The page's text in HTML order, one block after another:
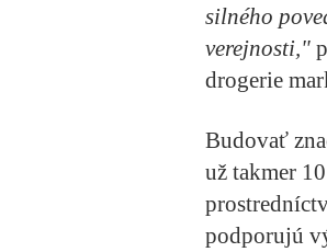
silného
verejnosti,"
drogerie
Budovať
už takmer
podporujú